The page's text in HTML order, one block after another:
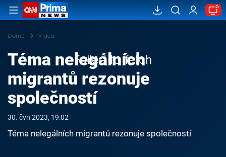
Domů Videa
Failed to fetch
Téma nelegálních
migrantů rezonuje
společností
30. čvn 2023, 19:02
Téma nelegálních migrantů rezonuje společností